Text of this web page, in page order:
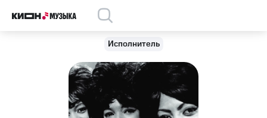
Исполнитель